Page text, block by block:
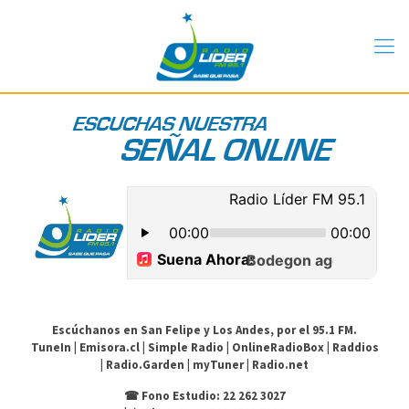
Escúchanos en San Felipe y Los Andes, por el 95.1 FM.
TuneIn
Emisora.cl| Simple Radio OnlineRadioBox| Raddios
Radio.Garden myTuner| Radio.net
☎ Fono Estudio: 22 262 3027